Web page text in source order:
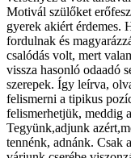
Motivál szülőket
gyerek akiért érdemes.
fordulnak és
csalódás volt, mert
vissza hasonló odaadó
szerepek. Így leírva,
felismerni a tipikus
felismerhetjük, meddig
Tegyünk,adjunk
tennénk, adnánk. Csak